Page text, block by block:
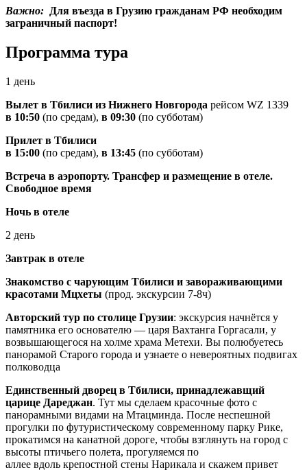
Важно: Для въезда в Грузию гражданам РФ необходим
заграничный паспорт!
Программа тура
1 день
Вылет в Тбилиси из Нижнего Новгорода рейсом WZ 1339
в 10:50 (по средам), в 09:30 (по субботам)
Прилет в Тбилиси
в 15:00 (по средам), в 13:45 (по субботам)
Встреча в аэропорту. Трансфер и размещение в отеле.
Свободное время
Ночь в отеле
2 день
Завтрак в отеле
Знакомство с чарующим Тбилиси и завораживающими
красотами Мцхеты (прод. экскурсии 7-8ч)
Авторский тур по столице Грузии: экскурсия начнётся у
памятника его основателю — царя Вахтанга Горгасали, у
возвышающегося на холме храма Метехи. Вы полюбуетесь
панорамой Старого города и узнаете о невероятных подвигах
полководца
Единственный дворец в Тбилиси, принадлежавщий
царице Дареджан. Тут мы сделаем красочные фото с
панорамными видами на Мтацминда. После неспешной
прогулки по футуристическому современному парку Рике,
прокатимся на канатной дороге, чтобы взглянуть на город с
высоты птичьего полета, прогуляемся по
аллее вдоль крепостной стены Нарикала и скажем привет